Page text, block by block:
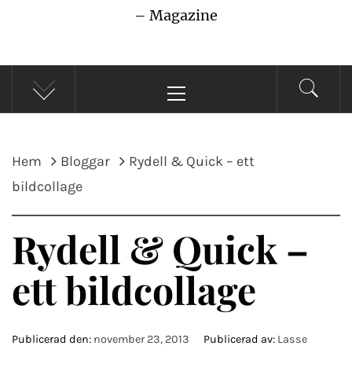
– Magazine
meny
Hem Bloggar
Rydell & Quick – ett
bildcollage
Rydell & Quick –
ett bildcollage
Publicerad den: november 23, 2013 Publicerad av: Lasse